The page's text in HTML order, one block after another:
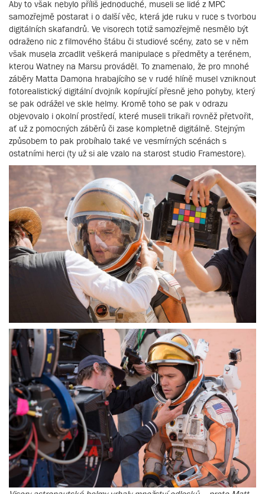
Aby to však nebylo příliš jednoduché, museli se lidé z MPC
samozřejmě postarat i o další věc, která jde ruku v ruce s tvorbou
digitálních skafandrů. Ve visorech totiž samozřejmě nesmělo být
odraženo nic z filmového štábu či studiové scény, zato se v něm
však musela zrcadlit veškerá manipulace s předměty a terénem,
kterou Watney na Marsu prováděl. To znamenalo, že pro mnohé
záběry Matta Damona hrabajícího se v rudé hlíně musel vzniknout
fotorealistický digitální dvojník kopírující přesně jeho pohyby, který
se pak odrážel ve skle helmy. Kromě toho se pak v odrazu
objevovalo i okolní prostředí, které museli trikaři rovněž přetvořit,
ať už z pomocných záběrů či zase kompletně digitálně. Stejným
způsobem to pak probíhalo také ve vesmírných scénách s
ostatními herci (ty už si ale vzalo na starost studio Framestore).